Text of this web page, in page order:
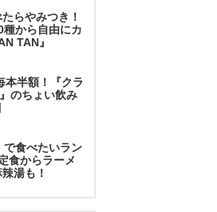
らやみつき！
種から自由にカ
TAN』
本半額！『クラ
のちょい飲み
で食べたいラン
食からラーメ
湯も！